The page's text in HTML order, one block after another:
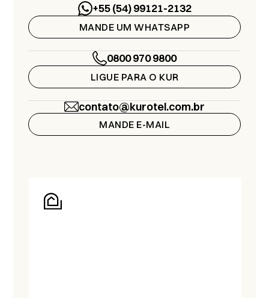
+55 (54) 99121-2132
MANDE UM WHATSAPP
0800 970 9800
LIGUE PARA O KUR
contato@kurotel.com.br
MANDE E-MAIL